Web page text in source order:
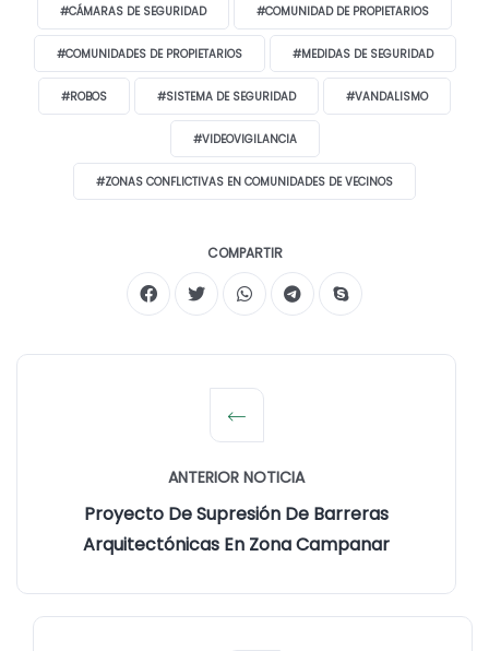
#CÁMARAS DE SEGURIDAD #COMUNIDAD DE PROPIETARIOS
#COMUNIDADES DE PROPIETARIOS #MEDIDAS DE SEGURIDAD
#ROBOS #SISTEMA DE SEGURIDAD #VANDALISMO
#VIDEOVIGILANCIA
#ZONAS CONFLICTIVAS EN COMUNIDADES DE VECINOS
COMPARTIR
ANTERIOR NOTICIA
Proyecto De Supresión De Barreras
Arquitectónicas En Zona Campanar